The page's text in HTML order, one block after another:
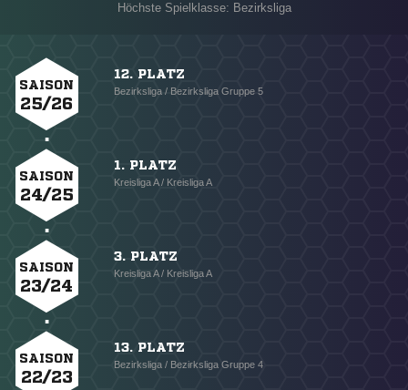
Höchste Spielklasse: Bezirksliga
SAISON
25/26
12. PLATZ
Bezirksliga / Bezirksliga Gruppe 5
SAISON
24/25
1. PLATZ
Kreisliga A / Kreisliga A
SAISON
23/24
3. PLATZ
Kreisliga A / Kreisliga A
SAISON
22/23
13. PLATZ
Bezirksliga / Bezirksliga Gruppe 4